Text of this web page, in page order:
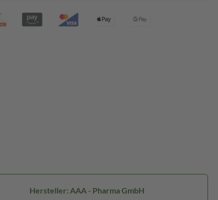
Hersteller: AAA - Pharma GmbH